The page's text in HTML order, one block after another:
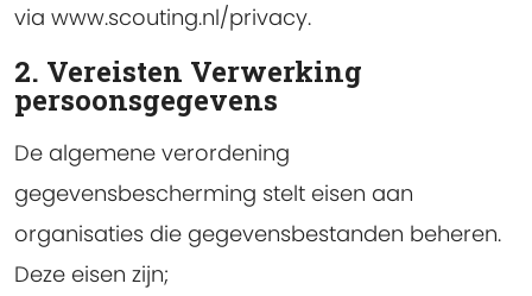
via www.scouting.nl/privacy.
2. Vereisten Verwerking
persoonsgegevens
De algemene verordening
gegevensbescherming stelt eisen aan
organisaties die gegevensbestanden beheren.
Deze eisen zijn;